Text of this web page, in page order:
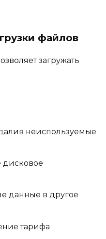
файлов
загружать
неиспользуемые
дисковое
данные в другое
тарифа